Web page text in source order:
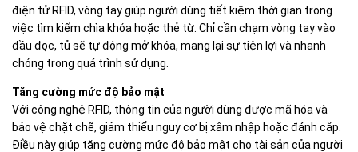
điện tử RFID, vòng tay giúp người dùng tiết kiệm thời gian trong
việc tìm kiếm chìa khóa hoặc thẻ từ. Chỉ cần chạm vòng tay vào
đầu đọc, tủ sẽ tự động mở khóa, mang lại sự tiện lợi và nhanh
chóng trong quá trình sử dụng.
Tăng cường mức độ bảo mật
Với công nghệ RFID, thông tin của người dùng được mã hóa và
bảo vệ chặt chẽ, giảm thiểu nguy cơ bị xâm nhập hoặc đánh cắp.
Điều này giúp tăng cường mức độ bảo mật cho tài sản của người